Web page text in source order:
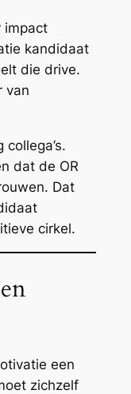
impact
kandidaat
die drive.
van
dat de OR
Dat
cirkel.
een
zichzelf